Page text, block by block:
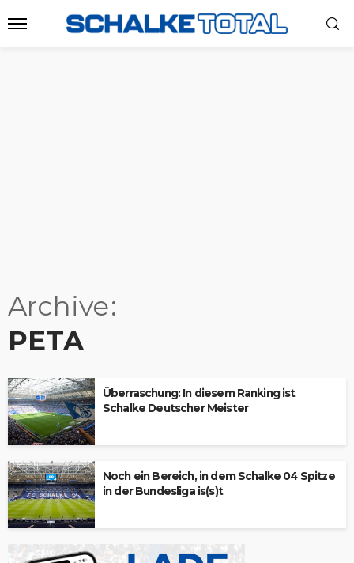
Archive
PETA
Überraschung: In diesem Ranking ist
Schalke Deutscher Meister
Noch ein Bereich, in dem Schalke 04 Spitze
in der Bundesliga is(s)t